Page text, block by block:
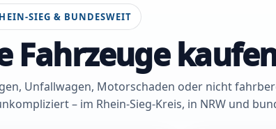
SIEG & BUNDESWEIT
Fahrzeuge
Unfallwagen, Motorschaden oder nicht
– im Rhein-Sieg-Kreis, in NRW und